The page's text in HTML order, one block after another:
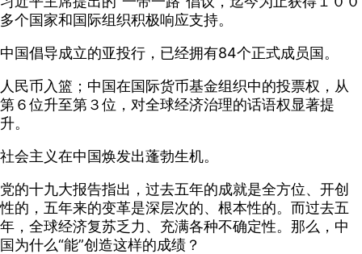
多个国家和国际组织积极响应支持。
中国倡导成立的亚投行，已经拥有84个正式成员国。
人民币入篮；中国在国际货币基金组织中的投票权，从
第６位升至第３位，对全球经济治理的话语权显著提
升。
社会主义在中国焕发出蓬勃生机。
党的十九大报告指出，过去五年的成就是全方位、开创
性的，五年来的变革是深层次的、根本性的。而过去五
年，全球经济复苏乏力、充满各种不确定性。那么，中
国为什么“能”创造这样的成绩？